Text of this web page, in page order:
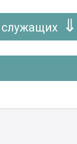
служащих